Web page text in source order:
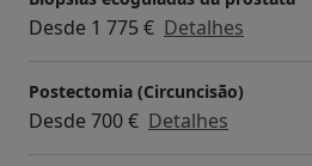
Desde 1 775 € Detalhes
Postectomia (Circuncisão)
Desde 700 € Detalhes